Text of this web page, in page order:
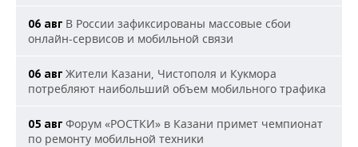
06 авг В России зафиксированы массовые сбои
онлайн-сервисов и мобильной связи
06 авг Жители Казани, Чистополя и Кукмора
потребляют наибольший объем мобильного трафика
05 авг Форум «РОСТКИ» в Казани примет чемпионат
по ремонту мобильной техники